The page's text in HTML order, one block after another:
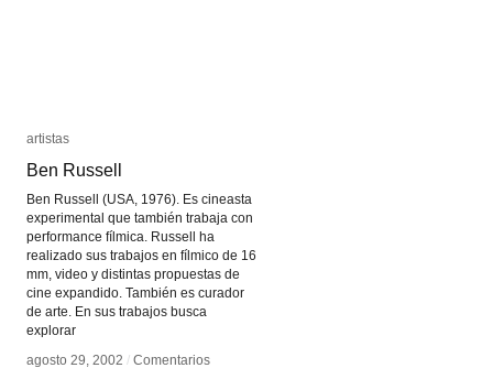
artistas
Ben Russell
Ben Russell (USA, 1976). Es cineasta
experimental que también trabaja con
performance fílmica. Russell ha
realizado sus trabajos en fílmico de 16
mm, video y distintas propuestas de
cine expandido. También es curador
de arte. En sus trabajos busca
explorar
agosto 29, 2002 / Comentarios
artistas
Ben Russell
agosto 29, 2002 / Comentarios